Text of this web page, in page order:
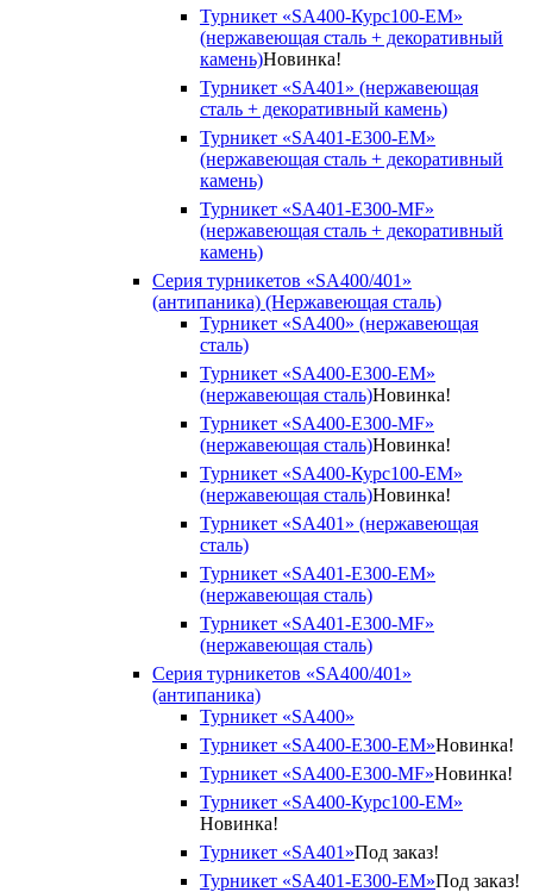
Турникет «SA400-Курс100-EM»
(нержавеющая сталь + декоративный
камень)Новинка!
Турникет «SA401» (нержавеющая
сталь + декоративный камень)
Турникет «SA401-E300-EM»
(нержавеющая сталь + декоративный
камень)
Турникет «SA401-E300-MF»
(нержавеющая сталь + декоративный
камень)
Серия турникетов «SA400/401»
(антипаника) (Нержавеющая сталь)
Турникет «SA400» (нержавеющая
сталь)
Турникет «SA400-Е300-EM»
(нержавеющая сталь)Новинка!
Турникет «SA400-Е300-MF»
(нержавеющая сталь)Новинка!
Турникет «SA400-Курс100-EM»
(нержавеющая сталь)Новинка!
Турникет «SA401» (нержавеющая
сталь)
Турникет «SA401-E300-EM»
(нержавеющая сталь)
Турникет «SA401-E300-MF»
(нержавеющая сталь)
Серия турникетов «SA400/401»
(антипаника)
Турникет «SA400»
Турникет «SA400-Е300-EM»Новинка!
Турникет «SA400-Е300-MF»Новинка!
Турникет «SA400-Курс100-EM»
Новинка!
Турникет «SA401»Под заказ!
Турникет «SA401-E300-EM»Под заказ!